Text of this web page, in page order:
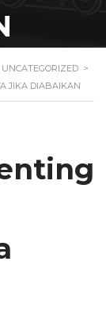
UNCATEGORIZED >
JIKA DIABAIKAN